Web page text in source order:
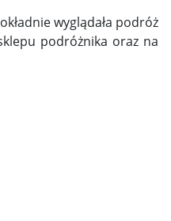
wyglądała podróż
podróżnika oraz na